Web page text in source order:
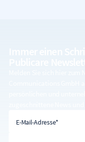
E-Mail-Adresse*